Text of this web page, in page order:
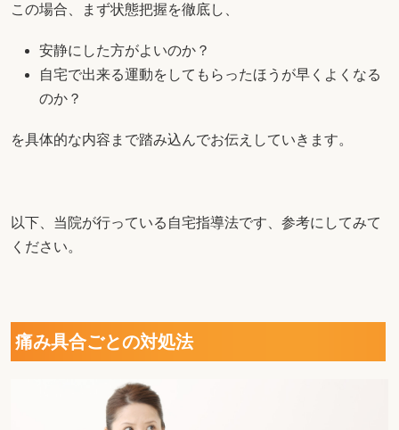
この場合、まず状態把握を徹底し、
安静にした方がよいのか？
自宅で出来る運動をしてもらったほうが早くよくなる
のか？
を具体的な内容まで踏み込んでお伝えしていきます。
以下、当院が行っている自宅指導法です、参考にしてみて
ください。
痛み具合ごとの対処法